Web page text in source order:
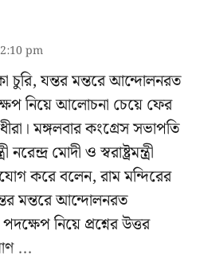
pm
চুরি, যন্তর মন্তরে আন্দোলনরত
নিয়ে আলোচনা চেয়ে ফের
মঙ্গলবার কংগ্রেস সভাপতি
মোদী ও স্বরাষ্ট্রমন্ত্রী
করে বলেন, রাম মন্দিরের
মন্তরে আন্দোলনরত
নিয়ে প্রশ্নের উত্তর
...